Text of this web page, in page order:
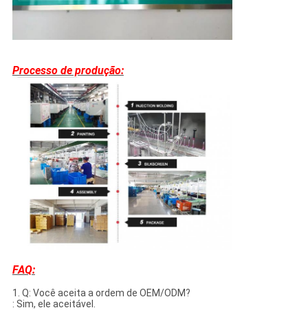
Processo de produção:
FAQ:
1. Q: Você aceita a ordem de OEM/ODM?
: Sim, ele aceitável.